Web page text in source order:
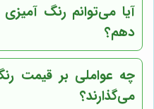
آیا می‌توانم رنگ
دهم؟
چه عواملی بر قیمت
می‌گذارند؟